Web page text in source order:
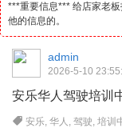
***重要信息*** 给店家老
他的信息的。
admin
2026-5-10
安乐华人 驾驶培训
安乐,华人 ,驾驶,培训